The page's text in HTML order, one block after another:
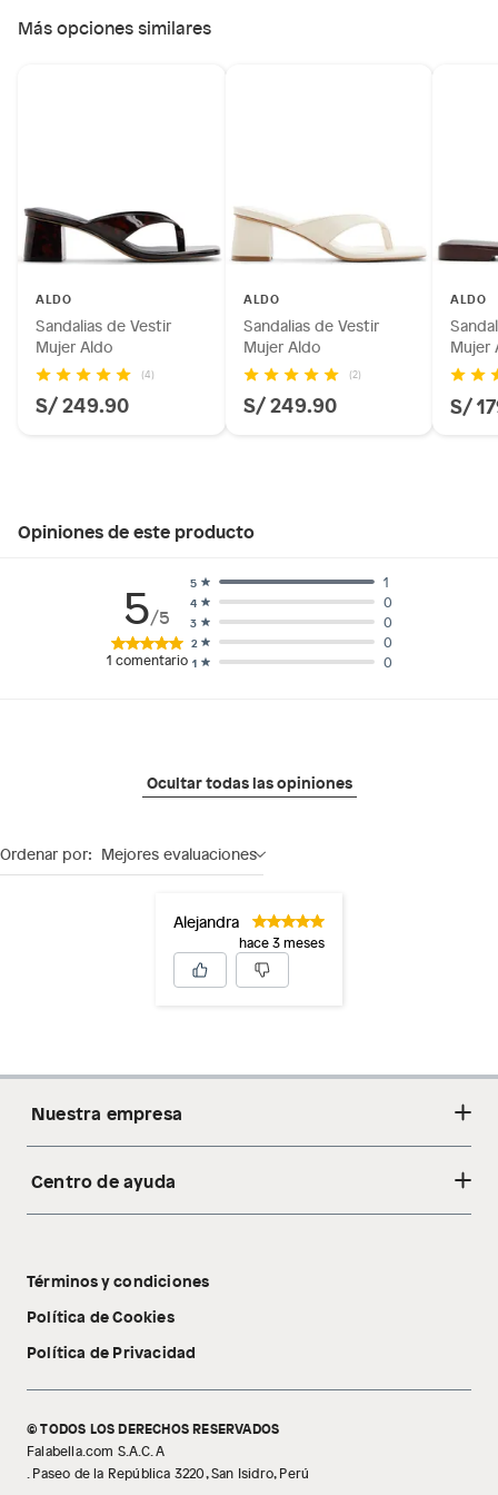
Más opciones similares
ALDO
Sandalias de Vestir
Mujer Aldo
(4)
S/ 249.90
ALDO
Sandalias de Vestir
Mujer Aldo
(2)
S/ 249.90
ALDO
Mujer
S/
Opiniones de este producto
5/5
1 comentario 1 0
2 0
3 0
4 0
5 1
Ocultar todas las opiniones
Ordenar por: Mejores evaluaciones
Alejandra
hace 3 meses
Nuestra empresa
Acerca de nosotros
Tecnología Pillow Walk
Centro de ayuda
Libro de reclamaciones
Términos y condiciones
Política de Cookies
Política de Privacidad
© TODOS LOS DERECHOS RESERVADOS
Falabella.com S.A.C. A
. Paseo de la República 3220, San Isidro, Perú